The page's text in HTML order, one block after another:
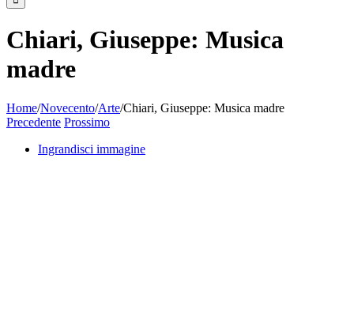
Chiari, Giuseppe: Musica
madre
Home/Novecento/Arte/Chiari, Giuseppe: Musica madre
Precedente Prossimo
Ingrandisci immagine